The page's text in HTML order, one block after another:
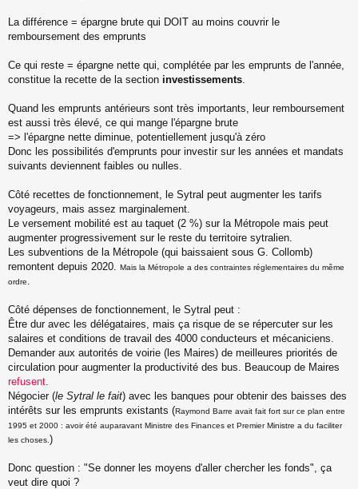
La différence = épargne brute qui DOIT au moins couvrir le
remboursement des emprunts
Ce qui reste = épargne nette qui, complétée par les emprunts de l'année,
constitue la recette de la section investissements
Quand les emprunts antérieurs sont très importants, leur remboursement
est aussi très élevé, ce qui mange l'épargne brute
=> l'épargne nette diminue, potentiellement jusqu'à zéro
Donc les possibilités d'emprunts pour investir sur les années et mandats
suivants deviennent faibles ou nulles.
Côté recettes de fonctionnement, le Sytral peut augmenter les tarifs
voyageurs, mais assez marginalement.
Le versement mobilité est au taquet (2 %) sur la Métropole mais peut
augmenter progressivement sur le reste du territoire sytralien.
Les subventions de la Métropole (qui baissaient sous G. Collomb)
remontent depuis 2020.
Mais la Métropole a des contraintes réglementaires du même
ordre
Côté dépenses de fonctionnement, le Sytral peut :
Être dur avec les délégataires, mais ça risque de se répercuter sur les
salaires et conditions de travail des 4000 conducteurs et mécaniciens.
Demander aux autorités de voirie (les Maires) de meilleures priorités de
circulation pour augmenter la productivité des bus. Beaucoup de Maires
refusent
Négocier (le Sytral le fait) avec les banques pour obtenir des baisses des
intérêts sur les emprunts existants (Raymond Barre avait fait fort sur ce plan entre
1995 et 2000 : avoir été auparavant Ministre des Finances et Premier Ministre a du faciliter
les choses. )
Donc question : "Se donner les moyens d'aller chercher les fonds", ça
veut dire quoi ?